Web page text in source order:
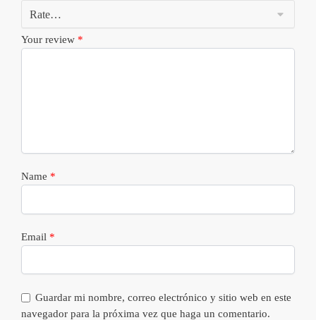
Your review *
Name *
Email *
Guardar mi nombre, correo electrónico y sitio web en este
navegador para la próxima vez que haga un comentario.